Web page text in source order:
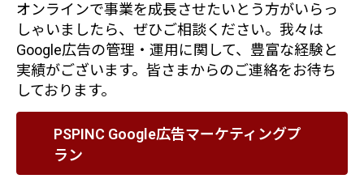
オンラインで事業を成長させたいとう方がいらっ
しゃいましたら、ぜひご相談ください。我々は
Google広告の管理・運用に関して、豊富な経験と
実績がございます。皆さまからのご連絡をお待ち
しております。
PSPINC Google広告マーケティングプ
ラン